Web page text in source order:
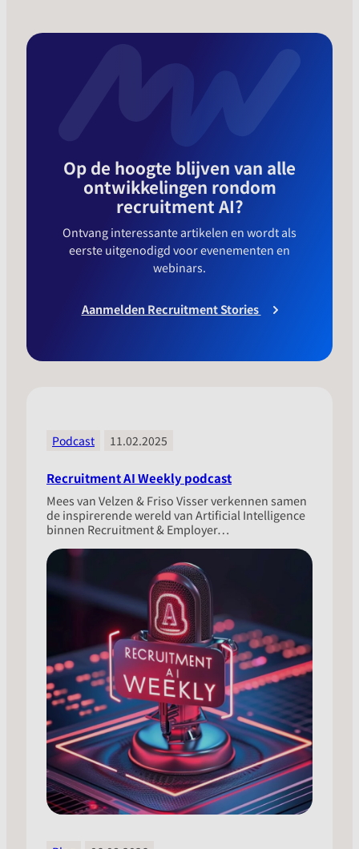
Op de hoogte blijven van alle
ontwikkelingen rondom
recruitment AI?
Ontvang interessante artikelen en wordt als
eerste uitgenodigd voor evenementen en
webinars.
Aanmelden Recruitment Stories
Podcast 11.02.2025
Recruitment AI Weekly podcast
Mees van Velzen & Friso Visser verkennen samen
de inspirerende wereld van Artificial Intelligence
binnen Recruitment & Employer…